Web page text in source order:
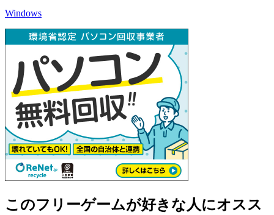
Windows
このフリーゲームが好きな人にオスス